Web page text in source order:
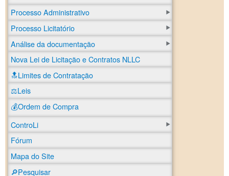
Processo Administrativo
Processo Licitatório
Análise da documentação
Nova Lei de Licitação e Contratos NLLC
🔝Limites de Contratação
⚖️Leis
💰Ordem de Compra
ControLi
Fórum
Mapa do Site
🔎Pesquisar